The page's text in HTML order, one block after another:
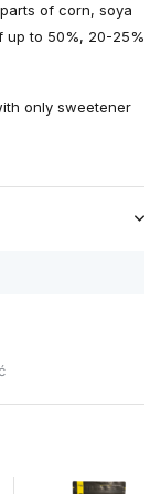
of corn, soya
up to 50%, 20-25%
only sweetener